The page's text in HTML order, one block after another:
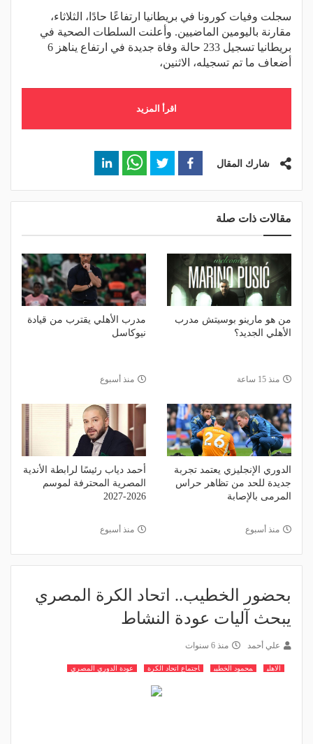
سجلت وفيات كورونا في بريطانيا ارتفاعًا حادًا، الثلاثاء،
مقارنة باليومين الماضيين. وأعلنت السلطات الصحية في
بريطانيا تسجيل 233 حالة وفاة جديدة في ارتفاع يناهز 6
أضعاف ما تم تسجيله، الاثنين،
اقرأ المزيد
شارك المقال
مقالات ذات صلة
من هو مارينو بوسيتش مدرب
الأهلي الجديد؟
منذ 15 ساعة
مدرب الأهلي يقترب من قيادة
نيوكاسل
منذ أسبوع
الدوري الإنجليزي يعتمد تجربة
جديدة للحد من تظاهر حراس
المرمى بالإصابة
منذ أسبوع
أحمد دياب رئيسًا لرابطة الأندية
المصرية المحترفة لموسم
2026-2027
منذ أسبوع
بحضور الخطيب.. اتحاد الكرة المصري
يبحث آليات عودة النشاط
علي أحمد منذ 6 سنوات
الاهلي محمود الخطيب اجتماع اتحاد الكرة عودة الدوري المصري